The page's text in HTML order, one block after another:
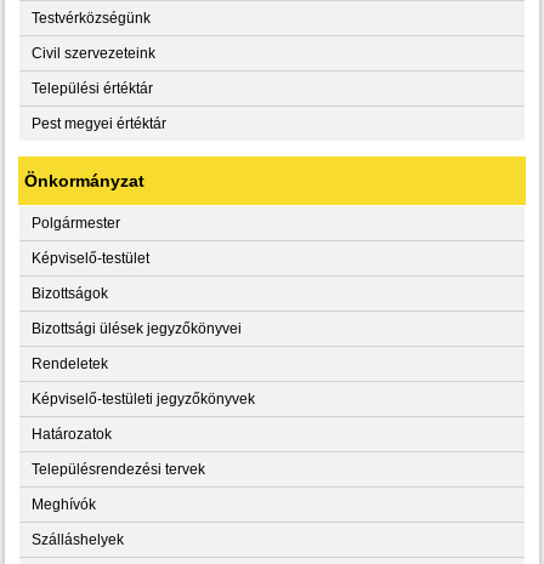
Testvérközségünk
Civil szervezeteink
Települési értéktár
Pest megyei értéktár
Önkormányzat
Polgármester
Képviselő-testület
Bizottságok
Bizottsági ülések jegyzőkönyvei
Rendeletek
Képviselő-testületi jegyzőkönyvek
Határozatok
Településrendezési tervek
Meghívók
Szálláshelyek